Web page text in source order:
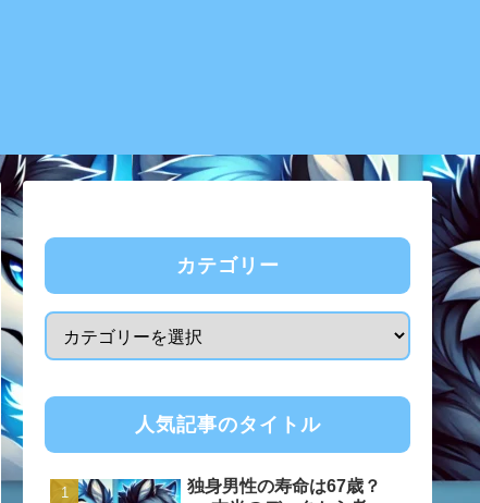
カテゴリー
人気記事のタイトル
独身男性の寿命は67歳？